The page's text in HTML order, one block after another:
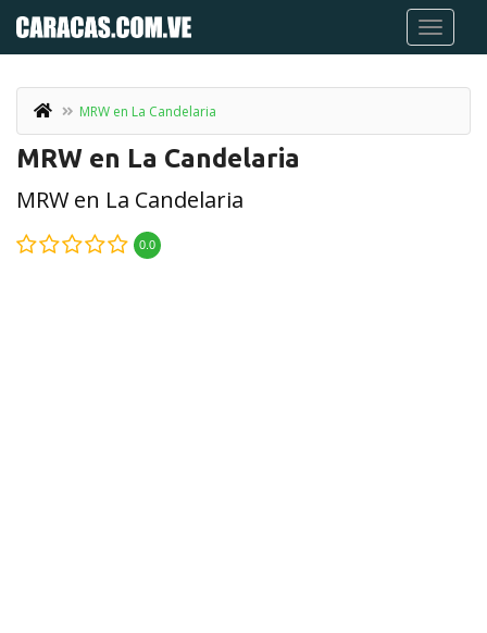
MRW en La Candelaria
MRW en La Candelaria
MRW en La Candelaria
0.0